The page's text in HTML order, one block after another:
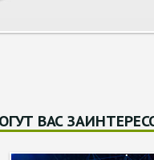
ВАС